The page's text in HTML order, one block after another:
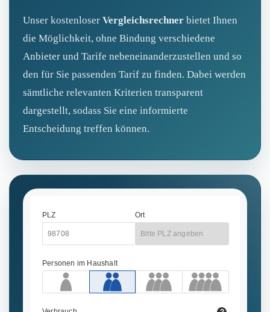
Unser kostenloser Vergleichsrechner bietet Ihnen
die Möglichkeit, ohne Bindung verschiedene
Anbieter und Tarife nebeneinanderzustellen und so
den für Sie passenden Tarif zu finden. Dabei werden
sämtliche relevanten Kriterien transparent
dargestellt, sodass Sie eine informierte
Entscheidung treffen können.